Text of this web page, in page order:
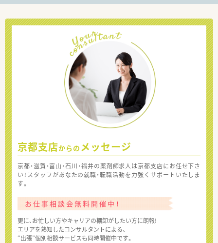
京都支店からの メッセージ
京都・滋賀・富山・石川・福井の薬剤師求人は京都支店にお任せ下さ
い！スタッフがあなたの就職・転職活動を力強くサポートいたしま
す。
お仕事相談会無料開催中！
更に、お忙しい方やキャリアの棚卸がしたい方に朗報!
エリアを熟知したコンサルタントによる、
“出張”個別相談サービスも同時開催中です。